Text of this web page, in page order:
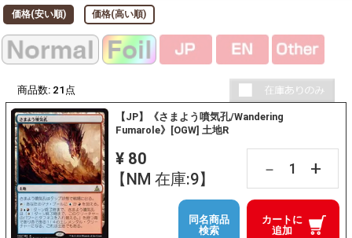
価格(安い順) 価格(高い順)
商品数: 21 点
【JP】《さまよう噴気孔/Wandering
Fumarole》[OGW] 土地R
¥ 80
【NM 在庫:9】
－ +
カートに
追加
同名商品
検索